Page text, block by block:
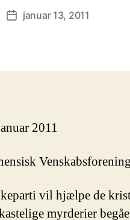
Indlægsdato
januar 13, 2011
2011
Venskabsforening
vil hjælpe de
myrderier